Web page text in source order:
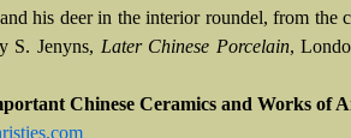
his deer in the interior roundel, from the
S. Jenyns, Later Chinese Porcelain,
Chinese Ceramics and Works of